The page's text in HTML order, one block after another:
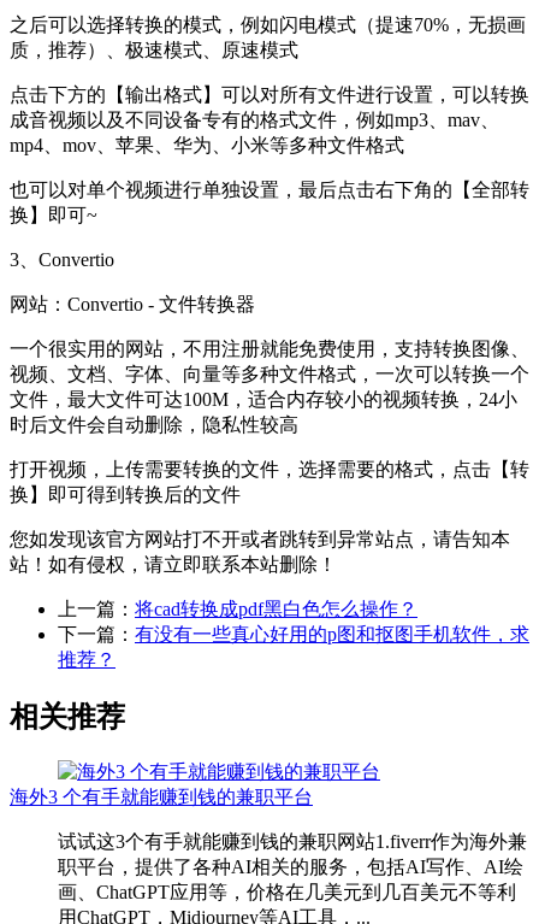
之后可以选择转换的模式，例如闪电模式（提速70%，无损画
质，推荐）、极速模式、原速模式
点击下方的【输出格式】可以对所有文件进行设置，可以转换
成音视频以及不同设备专有的格式文件，例如mp3、mav、
mp4、mov、苹果、华为、小米等多种文件格式
也可以对单个视频进行单独设置，最后点击右下角的【全部转
换】即可~
3、Convertio
网站：Convertio - 文件转换器
一个很实用的网站，不用注册就能免费使用，支持转换图像、
视频、文档、字体、向量等多种文件格式，一次可以转换一个
文件，最大文件可达100M，适合内存较小的视频转换，24小
时后文件会自动删除，隐私性较高
打开视频，上传需要转换的文件，选择需要的格式，点击【转
换】即可得到转换后的文件
您如发现该官方网站打不开或者跳转到异常站点，请告知本
站！如有侵权，请立即联系本站删除！
上一篇： 将cad转换成pdf黑白色怎么操作？
下一篇： 有没有一些真心好用的p图和抠图手机软件，求
推荐？
相关推荐
海外3 个有手就能赚到钱的兼职平台
试试这3个有手就能赚到钱的兼职网站1.fiverr作为海外兼
职平台，提供了各种AI相关的服务，包括AI写作、AI绘
画、ChatGPT应用等，价格在几美元到几百美元不等利
用ChatGPT，Midjourney等AI工具，...